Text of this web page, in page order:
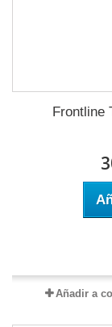
Frontline
Añadir a